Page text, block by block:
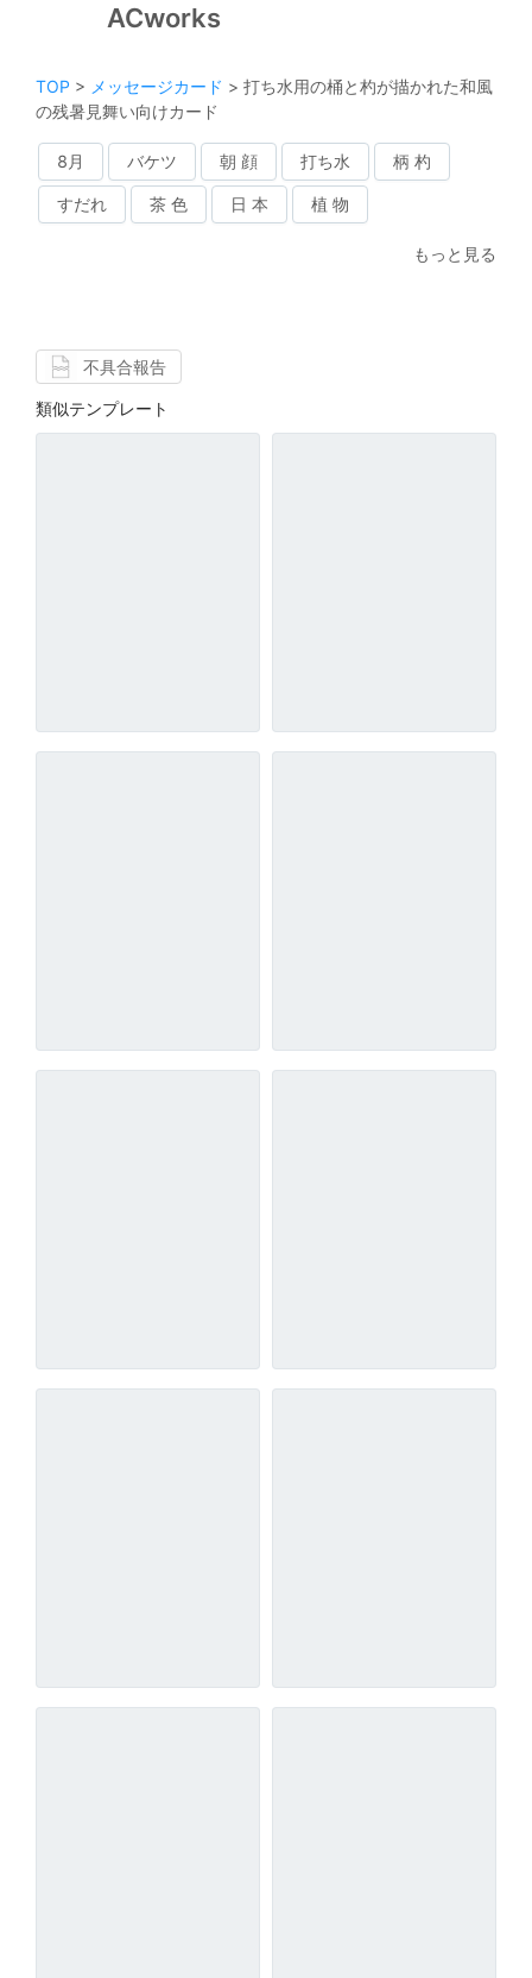
ACworks
TOP > メッセージカード > 打ち水用の桶と杓が描かれた和風
の残暑見舞い向けカード
8月 バケツ 朝 顔 打ち水 柄 杓
すだれ 茶 色 日 本 植 物
もっと見る
不具合報告
類似テンプレート